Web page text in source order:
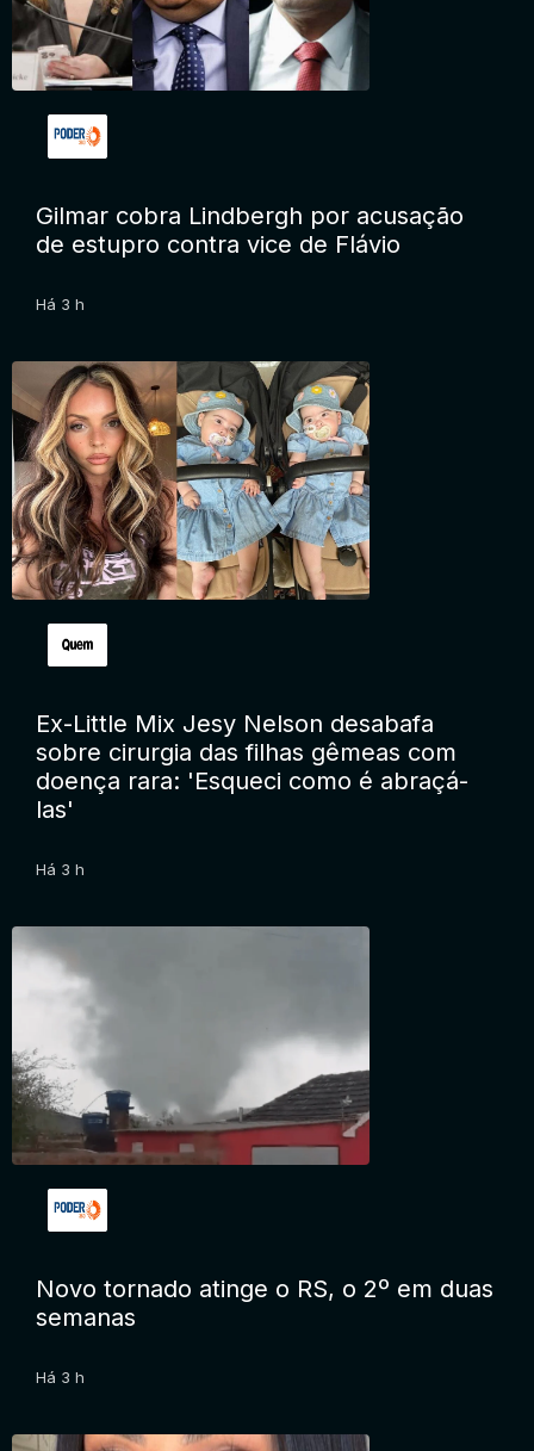
Gilmar cobra Lindbergh por acusação
de estupro contra vice de Flávio
Há 3 h
Ex-Little Mix Jesy Nelson desabafa
sobre cirurgia das filhas gêmeas com
doença rara: 'Esqueci como é abraçá-
las'
Há 3 h
Novo tornado atinge o RS, o 2º em duas
semanas
Há 3 h